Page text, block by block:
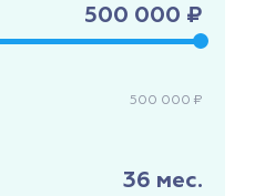
500 000 ₽
500 000 ₽
36 мес.